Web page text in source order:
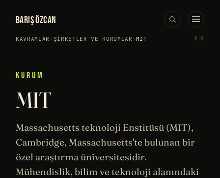
BARIŞ ÖZCAN
KAVRAMLAR › ŞIRKETLER VE KURUMLAR ›MIT ‹›
KURUM
MIT
Massachusetts teknoloji Enstitüsü (MIT),
Cambridge, Massachusetts'te bulunan bir
özel araştırma üniversitesidir.
Mühendislik, bilim ve teknoloji alanındaki